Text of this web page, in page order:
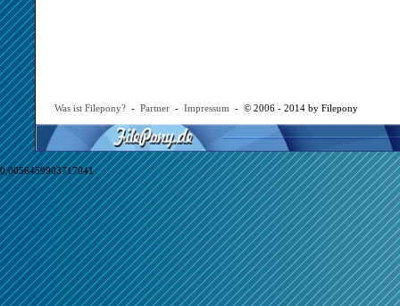
Was ist Filepony? - Partner - Impressum - © 2006 - 2014 by Filepony
0,0056459903717041